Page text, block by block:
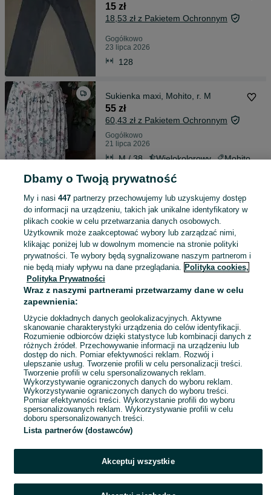
15 zł
18,53 zł z Pakietem Ochronnym
Gogółkowo
23 lipca 2026
128
Sukienka maxi, Mohito, r. M
55 zł
60,43 zł z Pakietem Ochronnym
Gogółkowo
21 lipca 2026
M / 38 Wielokolorowy
Mohito
Spodnie dla chłopca, R. 10
22 zł
25,77 zł z Pakietem Ochronnym
Gogółkowo
18 lipca 2026
140 Niebieski
25 zł
29,38 zł z Pakietem Ochronnym
Gogółkowo
13 lipca 2026
M / 38 Niebieski
Dbamy o Twoją prywatność
My i nasi 447partnerzy przechowujemy lub uzyskujemy dostęp
do informacji na urządzeniu, takich jak unikalne identyfikatory w
plikach cookie w celu przetwarzania danych osobowych.
Użytkownik może zaakceptować wybory lub zarządzać nimi,
klikając poniżej lub w dowolnym momencie na stronie polityki
prywatności. Te wybory będą sygnalizowane naszym partnerom i
nie będą miały wpływu na dane przeglądania. Polityka cookies,
Polityka Prywatności
Wraz z naszymi partnerami przetwarzamy dane w celu
zapewnienia:
Użycie dokładnych danych geolokalizacyjnych. Aktywne
skanowanie charakterystyki urządzenia do celów identyfikacji.
Rozumienie odbiorców dzięki statystyce lub kombinacji danych z
różnych źródeł. Przechowywanie informacji na urządzeniu lub
dostęp do nich. Pomiar efektywności reklam. Rozwój i
ulepszanie usług. Tworzenie profili w celu personalizacji treści.
Tworzenie profili w celu spersonalizowanych reklam.
Wykorzystywanie ograniczonych danych do wyboru reklam.
Wykorzystywanie ograniczonych danych do wyboru treści.
Pomiar efektywności treści. Wykorzystanie profili do wyboru
spersonalizowanych reklam. Wykorzystywanie profili w celu
doboru spersonalizowanych treści.
Lista partnerów (dostawców)
Akceptuj wszystkie